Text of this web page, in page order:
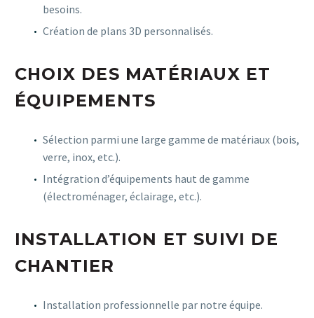
besoins.
Création de plans 3D personnalisés.
CHOIX DES MATÉRIAUX ET
ÉQUIPEMENTS
Sélection parmi une large gamme de matériaux (bois,
verre, inox, etc.).
Intégration d’équipements haut de gamme
(électroménager, éclairage, etc.).
INSTALLATION ET SUIVI DE
CHANTIER
Installation professionnelle par notre équipe.